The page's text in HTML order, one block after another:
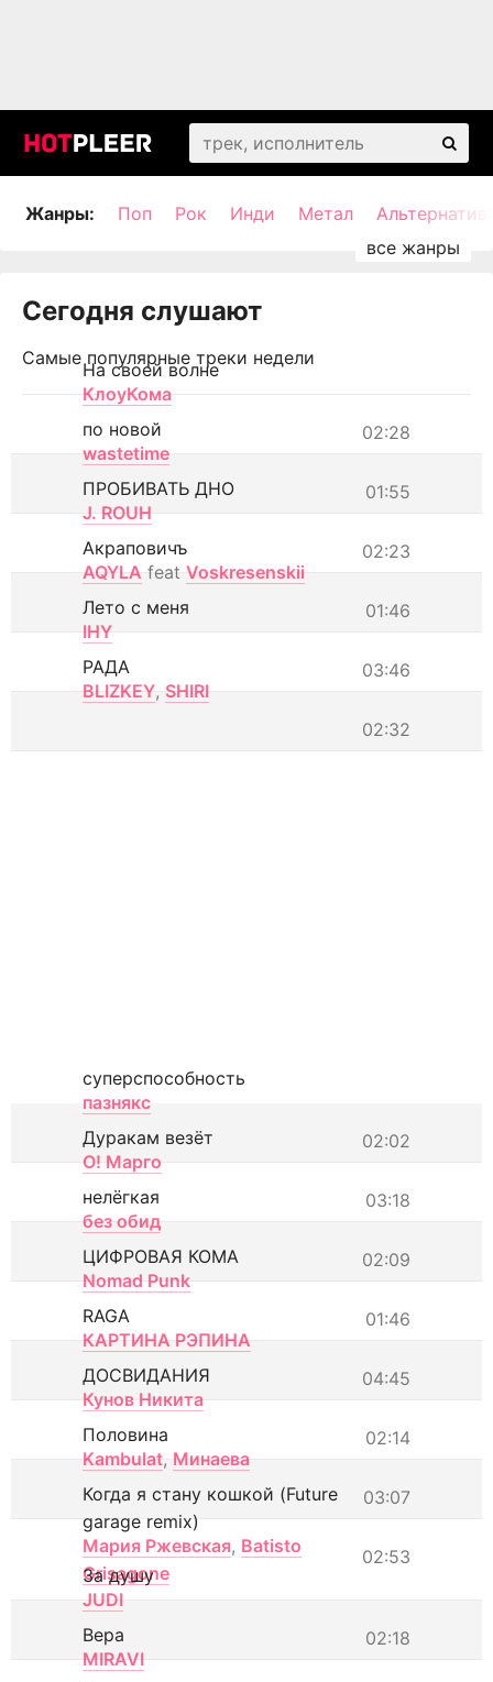
Жанры: Поп Рок Инди Метал
Сегодня слушают
Самые популярные треки недели
На своей волне
КлоуКома
02:28
по новой
wastetime
01:55
ПРОБИВАТЬ ДНО
J. ROUH
02:23
Акраповичъ
AQYLA feat Voskresenskii
01:46
Лето с меня
IHY
03:46
РАДА
BLIZKEY, SHIRI
02:32
суперспособность
пазнякс
02:02
Дуракам везёт
О! Марго
03:18
нелёгкая
без обид
02:09
ЦИФРОВАЯ КОМА
Nomad Punk
01:46
RAGA
КАРТИНА РЭПИНА
04:45
ДОСВИДАНИЯ
Кунов Никита
02:14
Половина
Kambulat, Минаева
03:07
Когда я стану кошкой (Future
garage remix)
Мария Ржевская, Batisto
Grisagone
02:53
За душу
JUDI
02:18
Вера
MIRAVI